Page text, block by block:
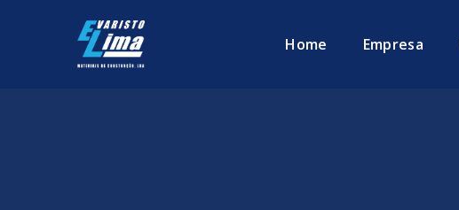
Home Empresa